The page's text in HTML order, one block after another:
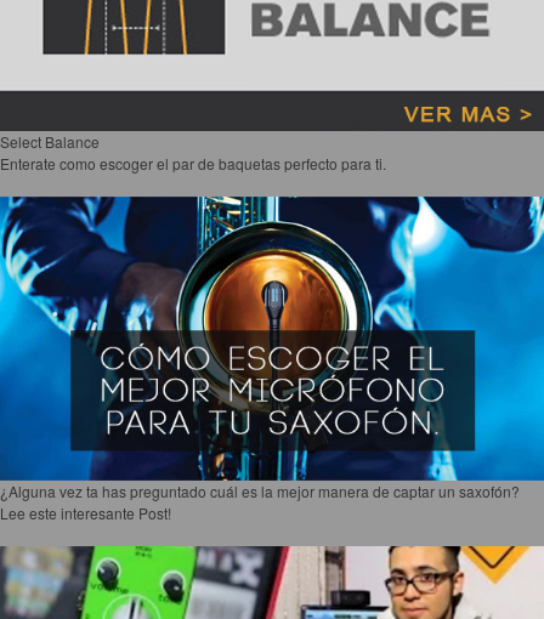
Select Balance
Enterate como escoger el par de baquetas perfecto para ti.
¿Alguna vez ta has preguntado cuál es la mejor manera de captar un saxofón?
Lee este interesante Post!